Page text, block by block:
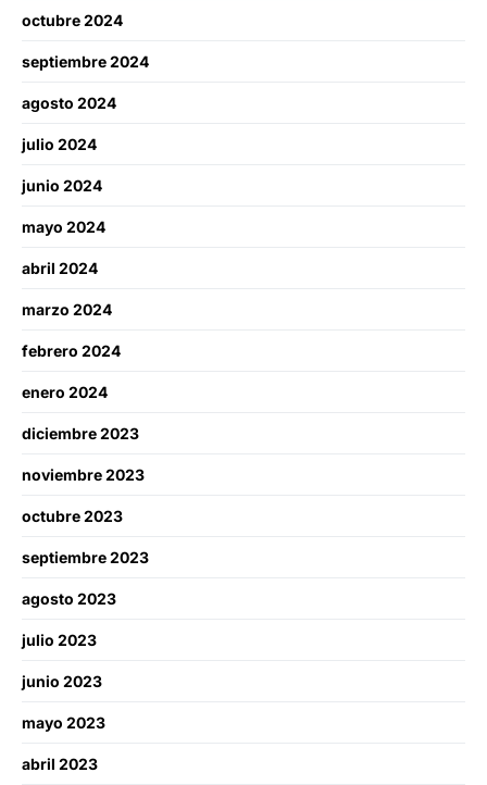
octubre 2024
septiembre 2024
agosto 2024
julio 2024
junio 2024
mayo 2024
abril 2024
marzo 2024
febrero 2024
enero 2024
diciembre 2023
noviembre 2023
octubre 2023
septiembre 2023
agosto 2023
julio 2023
junio 2023
mayo 2023
abril 2023